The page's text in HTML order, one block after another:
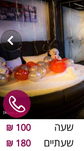
שעה 100 ₪
שעתיים 180 ₪